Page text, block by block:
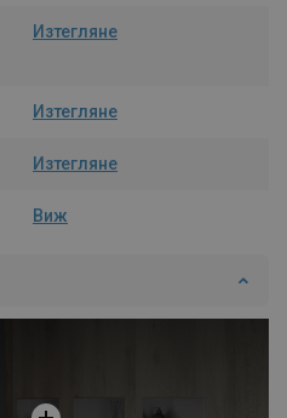
Изтегляне
Изтегляне
Изтегляне
Виж